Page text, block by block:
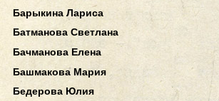
Барыкина Лариса
Батманова Светлана
Бачманова Елена
Башмакова Мария
Бедерова Юлия